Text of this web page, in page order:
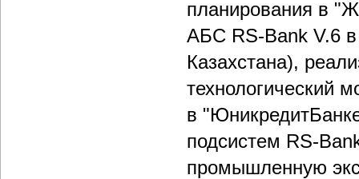
планирования в
АБС RS-Bank V.6 в
Казахстана),
технологический
в
подсистем RS-
промышленную